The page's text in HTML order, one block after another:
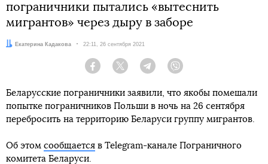
пограничники пытались «вытеснить
мигрантов» через дыру в заборе
Автор:Екатерина Кадакова Дата:
22:11, 26 сентября 2021
Facebook Twitter Telegram
Беларусские пограничники заявили, что якобы помешали
попытке пограничников Польши в ночь на 26 сентября
перебросить на территорию Беларуси группу мигрантов.
Об этом сообщается в Telegram-канале Пограничного
комитета Беларуси.